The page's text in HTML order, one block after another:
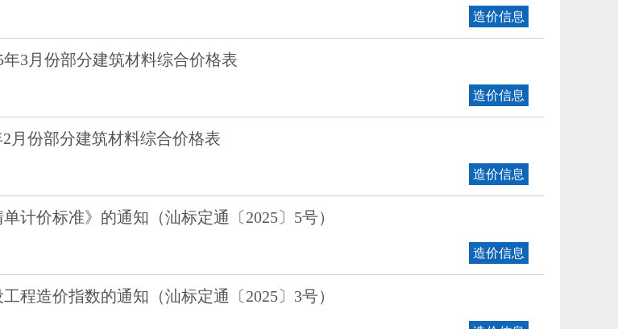
造价信息
3月份部分建筑材料综合价格表
造价信息
月份部分建筑材料综合价格表
造价信息
计价标准》的通知（汕标定通〔2025〕5号）
造价信息
程造价指数的通知（汕标定通〔2025〕3号）